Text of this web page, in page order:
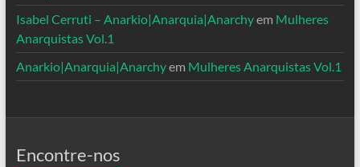
Isabel Cerruti – Anarkio|Anarquia|Anarchyem Mulheres
Anarquistas Vol.1
Anarkio|Anarquia|Anarchyem Mulheres Anarquistas Vol.1
Encontre-nos